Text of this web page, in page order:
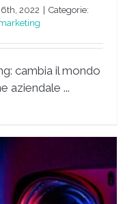
2022 | Categorie:
cambia il mondo
aziendale ...